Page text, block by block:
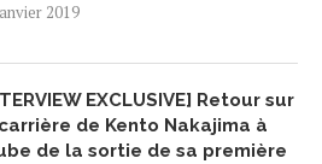
2019
EXCLUSIVE] Retour sur
de Kento Nakajima à
de la sortie de sa première